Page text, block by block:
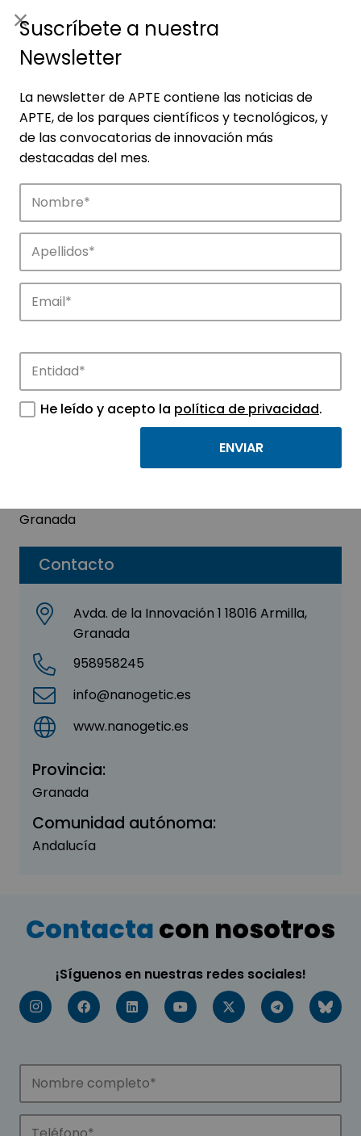
Empresas
Descubre las empresas que impulsan la
innovación en los parques de APTE.
Contacto
Avda. de la Innovación 1 18016 Armilla,
Granada
958958245
info@nanogetic.es
www.nanogetic.es
Provincia:
Granada
Comunidad autónoma:
Andalucía
NANOGETIC, S.L.
MEDICINA Y SALUD
Granada
Contactacon nosotros
¡Síguenos en nuestras redes sociales!
Suscríbete a nuestra
Newsletter
La newsletter de APTE contiene las noticias de
APTE, de los parques científicos y tecnológicos, y
de las convocatorias de innovación más
destacadas del mes.
He leído y acepto la política de privacidad.